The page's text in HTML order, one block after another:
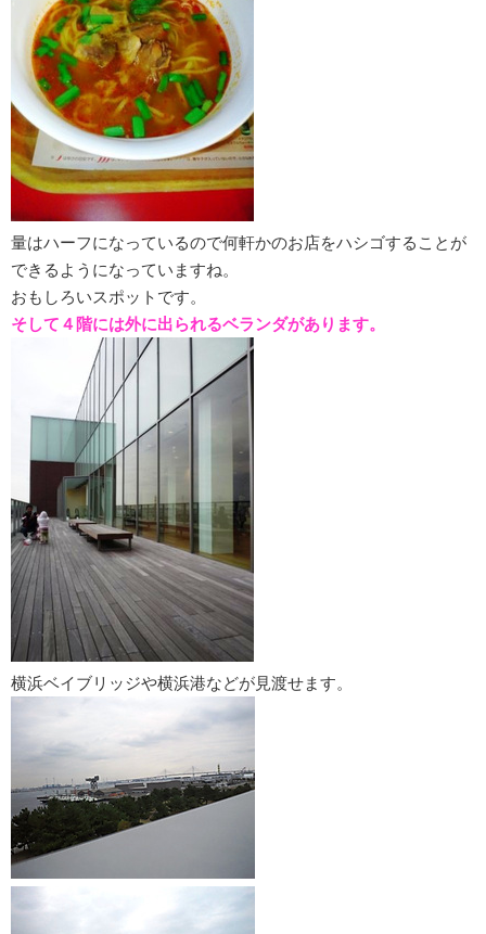
量はハーフになっているので何軒かのお店をハシゴすることが
できるようになっていますね。
おもしろいスポットです。
そして４階には外に出られるベランダがあります。
横浜ベイブリッジや横浜港などが見渡せます。